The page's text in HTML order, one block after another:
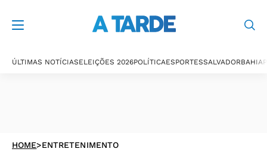
ÚLTIMAS NOTÍCIASELEIÇÕES 2026POLÍTICAESPORTESSALVADORBAHIA
HOME>ENTRETENIMENTO